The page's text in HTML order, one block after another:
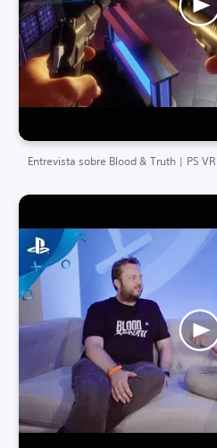
Entrevista sobre Blood & Truth | PS VR